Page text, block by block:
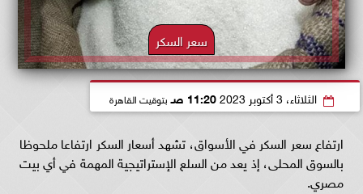
سعر السكر
الثلاثاء، 3 أكتوبر 2023 11:20 صـ بتوقيت القاهرة
ارتفاع سعر السكر في الأسواق، تشهد أسعار السكر ارتفاعا ملحوظا
بالسوق المحلى، إذ يعد من السلع الإستراتيجية المهمة في أي بيت
مصري.